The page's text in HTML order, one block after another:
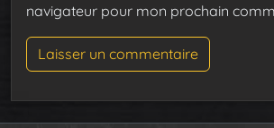
navigateur pour mon prochain